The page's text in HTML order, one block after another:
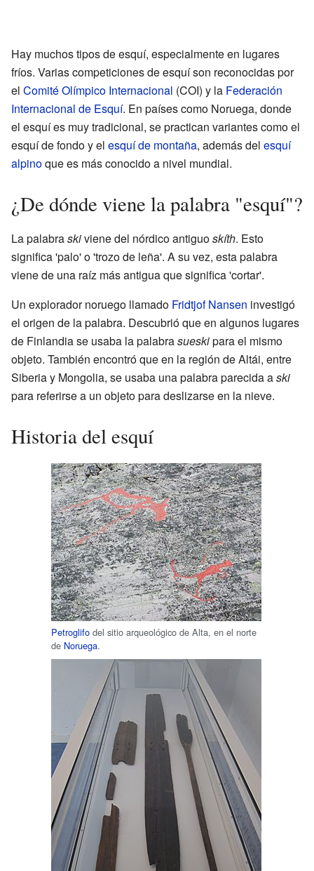
Hay muchos tipos de esquí, especialmente en lugares
fríos. Varias competiciones de esquí son reconocidas por
el Comité Olímpico Internacional (COI) y la Federación
Internacional de Esquí. En países como Noruega, donde
el esquí es muy tradicional, se practican variantes como el
esquí de fondo y el esquí de montaña, además del esquí
alpinoque es más conocido a nivel mundial.
¿De dónde viene la palabra "esquí"?
La palabraskiviene del nórdico antiguoskíth. Esto
significa 'palo' o 'trozo de leña'. A su vez, esta palabra
viene de una raíz más antigua que significa 'cortar'.
Un explorador noruego llamado Fridtjof Nansen investigó
el origen de la palabra. Descubrió que en algunos lugares
de Finlandia se usaba la palabrasueskipara el mismo
objeto. También encontró que en la región de Altái, entre
Siberia y Mongolia, se usaba una palabra parecida aski
para referirse a un objeto para deslizarse en la nieve.
Historia del esquí
Petroglifo del sitio arqueológico de Alta, en el norte
de Noruega.